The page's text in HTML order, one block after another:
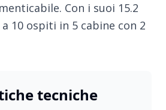
Con i suoi 15.2
10 ospiti in 5 cabine con 2
tecniche